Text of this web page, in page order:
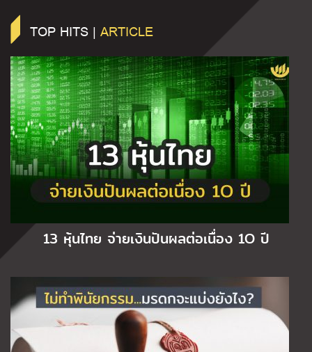
TOP HITS | ARTICLE
13 หุ้นไทย จ่ายเงินปันผลต่อเนื่อง 1O ปี